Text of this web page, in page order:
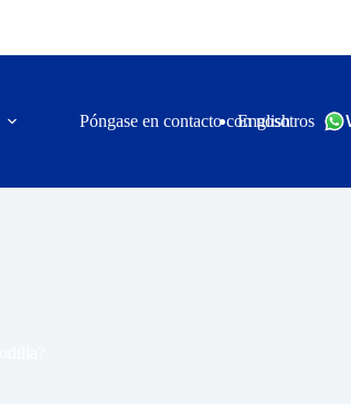
Póngase en contacto con nosotros
English